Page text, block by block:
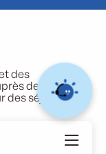
des
de ses
des séjours.